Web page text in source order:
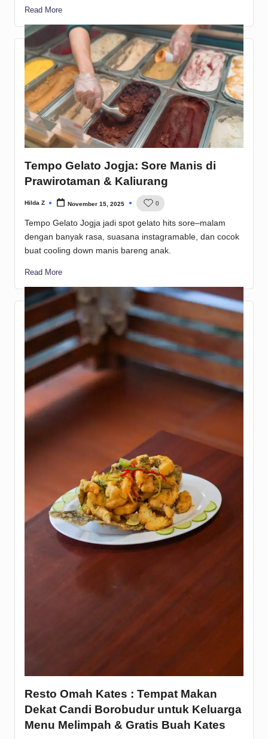
Read More
Tempo Gelato Jogja: Sore Manis di
Prawirotaman & Kaliurang
Posted
Hilda Z November 15, 2025 0
Tempo Gelato Jogja jadi spot gelato hits sore–malam
dengan banyak rasa, suasana instagramable, dan cocok
buat cooling down manis bareng anak.
Read More
Resto Omah Kates : Tempat Makan
Dekat Candi Borobudur untuk Keluarga
Menu Melimpah & Gratis Buah Kates